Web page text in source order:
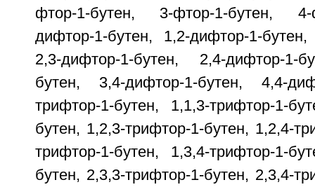
фтор-1-бутен, 3-фтор-1-бутен,
дифтор-1-бутен, 1,2-дифтор-1-
2,3-дифтор-1-бутен, 2,4-дифтор-1-
бутен, 3,4-дифтор-1-бутен, 4,4-
трифтор-1-бутен, 1,1,3-трифтор-1-
бутен, 1,2,3-трифтор-1-бутен, 1,2,4-
трифтор-1-бутен, 1,3,4-трифтор-1-
бутен, 2,3,3-трифтор-1-бутен, 2,3,4-